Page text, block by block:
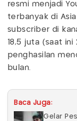
resmi menjadi
terbanyak di
subscriber di
18,5 juta (saat
penghasilan
bulan.
Baca Juga:
Gelar